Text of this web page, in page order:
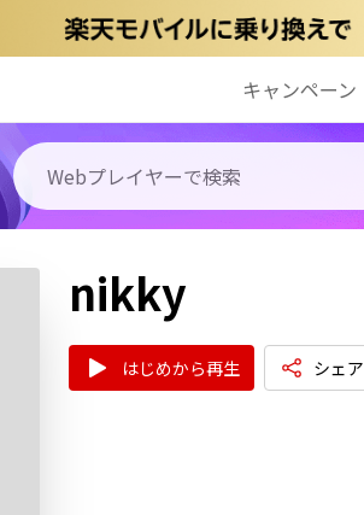
キャンペーン
nikky
はじめから再生 シェア